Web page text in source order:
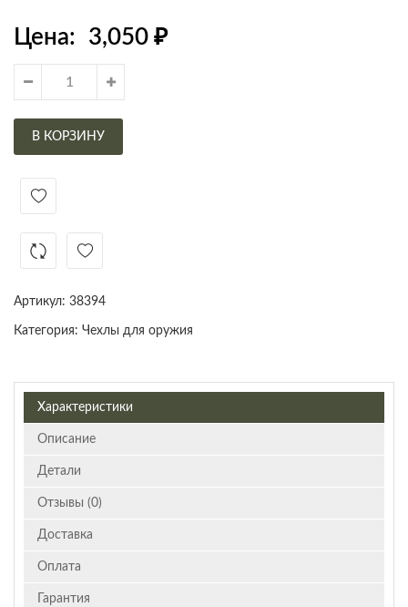
Цена: 3,050 ₽
В КОРЗИНУ
Артикул: 38394
Категория: Чехлы для оружия
Характеристики
Описание
Детали
Отзывы (0)
Доставка
Оплата
Гарантия